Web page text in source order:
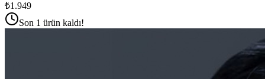
₺1.949
Son 1 ürün kaldı!